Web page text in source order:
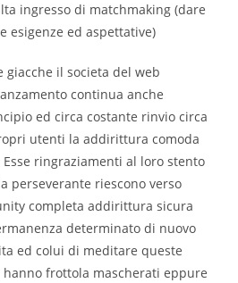
ingresso di matchmaking (dare
esigenze ed aspettative)
giacche il societa del web
continua anche
ed circa costante rinvio circa
utenti la addirittura comoda
ringraziamenti al loro stento
perseverante riescono verso
completa addirittura sicura
determinato di nuovo
ed colui di meditare queste
frottola mascherati eppure